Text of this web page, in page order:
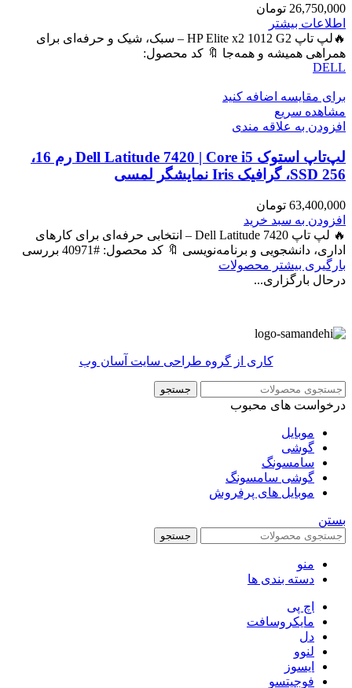
26,750,000 تومان
اطلاعات بیشتر
🔥لپ تاپ HP Elite x2 1012 G2 – سبک، شیک و حرفه‌ای برای
همراهی همیشه و همه‌جا 🔖 کد محصول:
DELL
برای مقایسه اضافه کنید
مشاهده سریع
افزودن به علاقه مندی
لپ‌تاپ استوک Dell Latitude 7420 | Core i5 رم 16،
SSD 256، گرافیک Iris نمایشگر لمسی
63,400,000 تومان
افزودن به سبد خرید
🔥 لپ تاپ Dell Latitude 7420 – انتخابی حرفه‌ای برای کارهای
اداری، دانشجویی و برنامه‌نویسی 🔖 کد محصول: #40971 بررسی
بارگیری بیشتر محصولات
درحال بارگزاری...
کاری از گروه طراحی سایت آسان وب
جستجو
درخواست های محبوب
موبایل
گوشی
سامسونگ
گوشی سامسونگ
موبایل های پرفروش
بستن
جستجو
منو
دسته بندی ها
اچ پی
مایکروسافت
دل
لنوو
ایسوز
فوجیتسو